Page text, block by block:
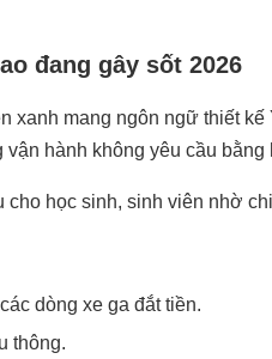
đang gây sốt 2026
xanh mang ngôn ngữ thiết
vận hành không yêu cầu bằng
học sinh, sinh viên nhờ
dòng xe ga đắt tiền.
thông.